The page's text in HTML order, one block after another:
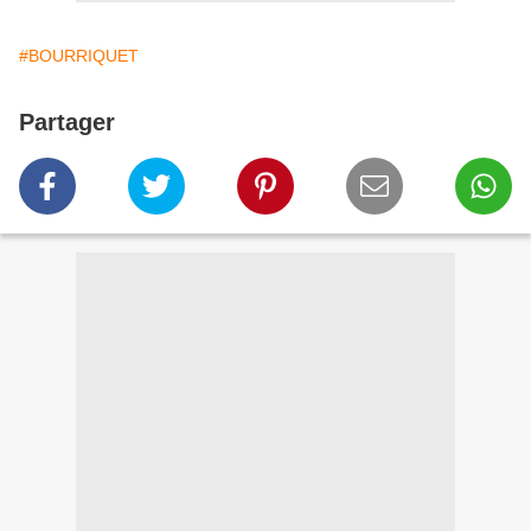
#BOURRIQUET
Partager